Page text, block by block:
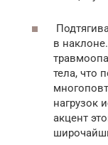
в
тела, что
нагрузок
акцент